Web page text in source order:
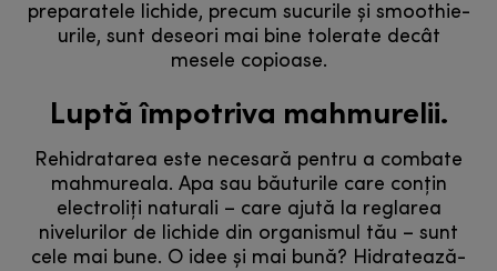
preparatele lichide, precum sucurile și smoothie-
urile, sunt deseori mai bine tolerate decât
mesele copioase.
Luptă împotriva mahmurelii.
Rehidratarea este necesară pentru a combate
mahmureala. Apa sau băuturile care conțin
electroliți naturali – care ajută la reglarea
nivelurilor de lichide din organismul tău – sunt
cele mai bune. O idee și mai bună? Hidratează-